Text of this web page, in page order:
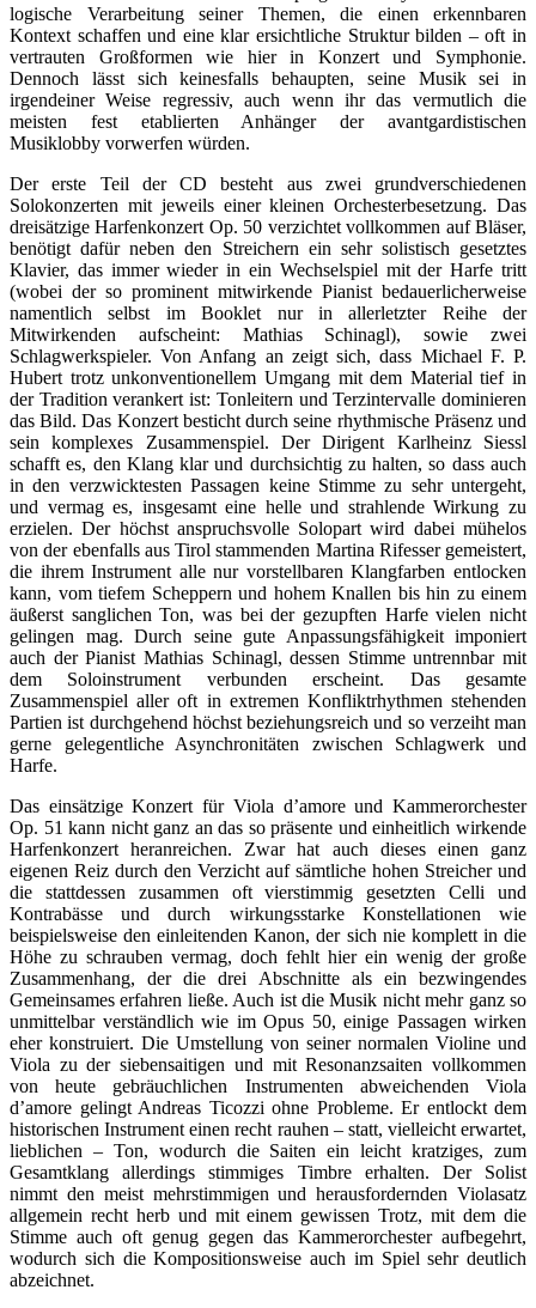
logische Verarbeitung seiner Themen, die einen erkennbaren
Kontext schaffen und eine klar ersichtliche Struktur bilden – oft in
vertrauten Großformen wie hier in Konzert und Symphonie.
Dennoch lässt sich keinesfalls behaupten, seine Musik sei in
irgendeiner Weise regressiv, auch wenn ihr das vermutlich die
meisten fest etablierten Anhänger der avantgardistischen
Musiklobby vorwerfen würden.
Der erste Teil der CD besteht aus zwei grundverschiedenen
Solokonzerten mit jeweils einer kleinen Orchesterbesetzung. Das
dreisätzige Harfenkonzert Op. 50 verzichtet vollkommen auf Bläser,
benötigt dafür neben den Streichern ein sehr solistisch gesetztes
Klavier, das immer wieder in ein Wechselspiel mit der Harfe tritt
(wobei der so prominent mitwirkende Pianist bedauerlicherweise
namentlich selbst im Booklet nur in allerletzter Reihe der
Mitwirkenden aufscheint: Mathias Schinagl), sowie zwei
Schlagwerkspieler. Von Anfang an zeigt sich, dass Michael F. P.
Hubert trotz unkonventionellem Umgang mit dem Material tief in
der Tradition verankert ist: Tonleitern und Terzintervalle dominieren
das Bild. Das Konzert besticht durch seine rhythmische Präsenz und
sein komplexes Zusammenspiel. Der Dirigent Karlheinz Siessl
schafft es, den Klang klar und durchsichtig zu halten, so dass auch
in den verzwicktesten Passagen keine Stimme zu sehr untergeht,
und vermag es, insgesamt eine helle und strahlende Wirkung zu
erzielen. Der höchst anspruchsvolle Solopart wird dabei mühelos
von der ebenfalls aus Tirol stammenden Martina Rifesser gemeistert,
die ihrem Instrument alle nur vorstellbaren Klangfarben entlocken
kann, vom tiefem Scheppern und hohem Knallen bis hin zu einem
äußerst sanglichen Ton, was bei der gezupften Harfe vielen nicht
gelingen mag. Durch seine gute Anpassungsfähigkeit imponiert
auch der Pianist Mathias Schinagl, dessen Stimme untrennbar mit
dem Soloinstrument verbunden erscheint. Das gesamte
Zusammenspiel aller oft in extremen Konfliktrhythmen stehenden
Partien ist durchgehend höchst beziehungsreich und so verzeiht man
gerne gelegentliche Asynchronitäten zwischen Schlagwerk und
Harfe.
Das einsätzige Konzert für Viola d’amore und Kammerorchester
Op. 51 kann nicht ganz an das so präsente und einheitlich wirkende
Harfenkonzert heranreichen. Zwar hat auch dieses einen ganz
eigenen Reiz durch den Verzicht auf sämtliche hohen Streicher und
die stattdessen zusammen oft vierstimmig gesetzten Celli und
Kontrabässe und durch wirkungsstarke Konstellationen wie
beispielsweise den einleitenden Kanon, der sich nie komplett in die
Höhe zu schrauben vermag, doch fehlt hier ein wenig der große
Zusammenhang, der die drei Abschnitte als ein bezwingendes
Gemeinsames erfahren ließe. Auch ist die Musik nicht mehr ganz so
unmittelbar verständlich wie im Opus 50, einige Passagen wirken
eher konstruiert. Die Umstellung von seiner normalen Violine und
Viola zu der siebensaitigen und mit Resonanzsaiten vollkommen
von heute gebräuchlichen Instrumenten abweichenden Viola
d’amore gelingt Andreas Ticozzi ohne Probleme. Er entlockt dem
historischen Instrument einen recht rauhen – statt, vielleicht erwartet,
lieblichen – Ton, wodurch die Saiten ein leicht kratziges, zum
Gesamtklang allerdings stimmiges Timbre erhalten. Der Solist
nimmt den meist mehrstimmigen und herausfordernden Violasatz
allgemein recht herb und mit einem gewissen Trotz, mit dem die
Stimme auch oft genug gegen das Kammerorchester aufbegehrt,
wodurch sich die Kompositionsweise auch im Spiel sehr deutlich
abzeichnet.